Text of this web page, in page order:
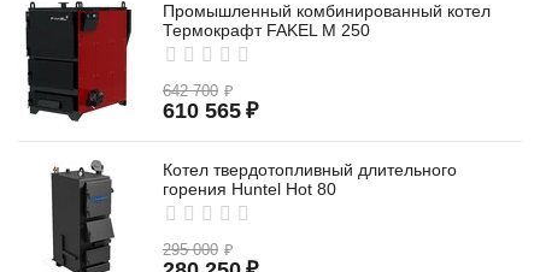
Промышленный комбинированный котел
Термокрафт FAKEL M 250
642 700 ₽
610 565 ₽
Котел твердотопливный длительного
горения Huntel Hot 80
295 000 ₽